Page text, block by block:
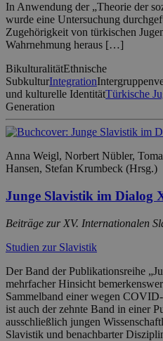
In Anwendung der „Theorie der
wurde eine Untersuchung
Zugehörigkeit von türkischen
Wahrnehmung heraus […]
BikulturalitätEthnische
SubkulturIntegration
und kulturelle IdentitätTürkische
Generation
Anna Weigl, Norbert Nübler,
Hansen, Stefan Krumbeck (Hrsg.)
Junge Slavistik im Dialog
Beiträge zur XV. Internationalen
Studien zur Slavistik
Der Band der Publikationsreihe
mehrfacher Hinsicht
Sammelband einer wegen
ist auch der zehnte Band in einer
ausschließlich jungen
Slavistik und benachbarter